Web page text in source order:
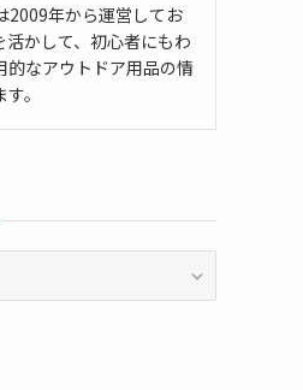
2009年から運営してお
活かして、初心者にもわ
的なアウトドア用品の情
。